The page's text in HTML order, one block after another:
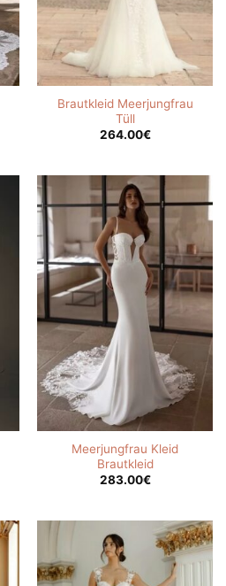
Brautkleid Meerjungfrau
Tüll
264.00€
Meerjungfrau Kleid
Brautkleid
283.00€